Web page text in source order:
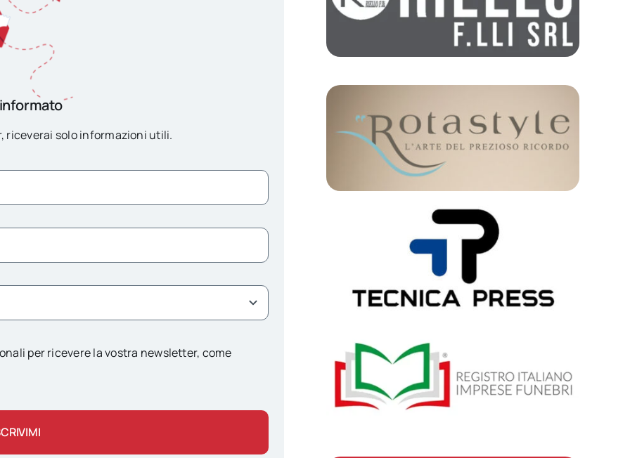
riceverai solo informazioni utili.
per ricevere la vostra newsletter, come